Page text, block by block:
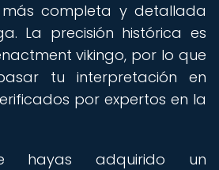
más completa y detallada
La precisión histórica es
vikingo, por lo que
tu interpretación en
por expertos en la
hayas adquirido un